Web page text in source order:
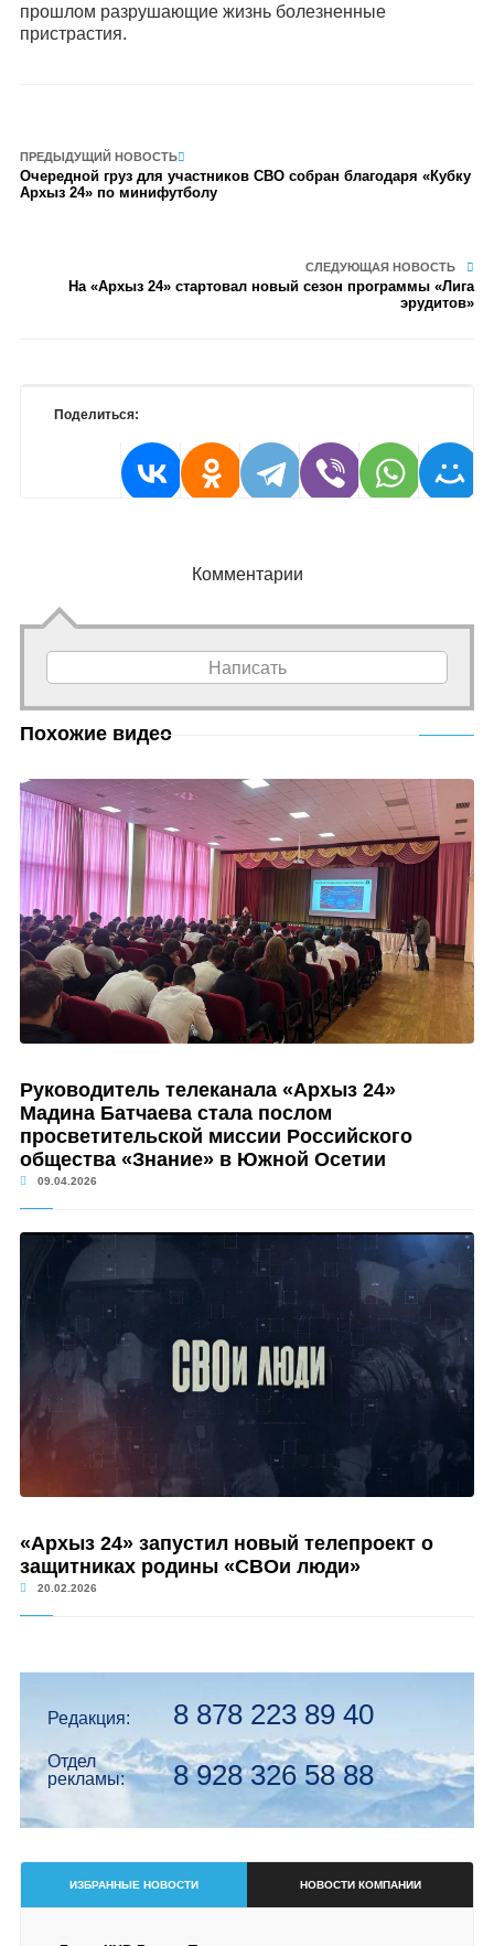
прошлом разрушающие жизнь болезненные
пристрастия.
ПРЕДЫДУЩИЙ НОВОСТЬ
Очередной груз для участников СВО собран благодаря «Кубку
Архыз 24» по минифутболу
СЛЕДУЮЩАЯ НОВОСТЬ
На «Архыз 24» стартовал новый сезон программы «Лига
эрудитов»
Поделиться:
Комментарии
Написать
Похожие видео
Руководитель телеканала «Архыз 24»
Мадина Батчаева стала послом
просветительской миссии Российского
общества «Знание» в Южной Осетии
09.04.2026
«Архыз 24» запустил новый телепроект о
защитниках родины «СВОи люди»
20.02.2026
Редакция: 8 878 223 89 40
Отдел
рекламы:
8 928 326 58 88
ИЗБРАННЫЕ НОВОСТИ НОВОСТИ КОМПАНИИ